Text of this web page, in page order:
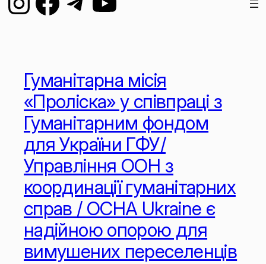
Гуманітарна місія
«Проліска» у співпраці з
Гуманітарним фондом
для України ГФУ/
Управління ООН з
координації гуманітарних
справ / OCHA Ukraine є
надійною опорою для
вимушених переселенців